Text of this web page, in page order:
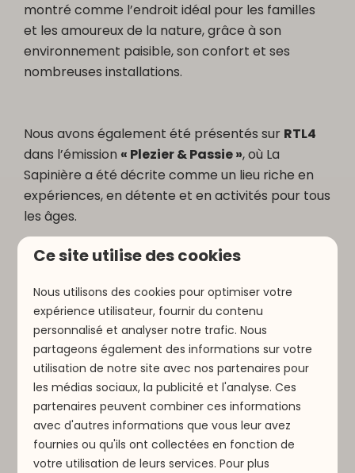
montré comme l’endroit idéal pour les familles
et les amoureux de la nature, grâce à son
environnement paisible, son confort et ses
nombreuses installations.
Nous avons également été présentés sur RTL4
dans l’émission « Plezier & Passie », où La
Sapinière a été décrite comme un lieu riche en
expériences, en détente et en activités pour tous
les âges.
Play
02:00
Mute Settings
PIP
Play
Ce site utilise des cookies
Nous utilisons des cookies pour optimiser votre
expérience utilisateur, fournir du contenu
personnalisé et analyser notre trafic. Nous
partageons également des informations sur votre
utilisation de notre site avec nos partenaires pour
les médias sociaux, la publicité et l'analyse. Ces
partenaires peuvent combiner ces informations
avec d'autres informations que vous leur avez
fournies ou qu'ils ont collectées en fonction de
votre utilisation de leurs services. Pour plus